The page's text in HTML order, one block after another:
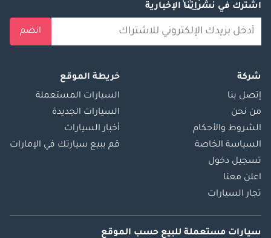
اشترك في نشراتنا الإخبارية
انضم
شركة
إتصل بنا
من نحن
الشروط والأحكام
السياسة الخاصة
تسجيل دخول
اعلن معنا
تجار السيارات
خريطة الموقع
السيارات المستعملة
السيارات الجديدة
أخبار السيارات
قم ببيع سيارتك في الإمارات
سيارات مستعملة للبيع حسب الموقع